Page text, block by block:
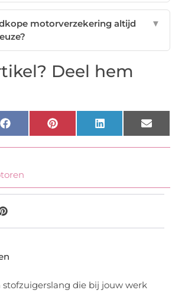
motorverzekering altijd
▼
Deel hem
FacebookPinterest LinkedIn Email
stofzuigerslang die bij jouw werk